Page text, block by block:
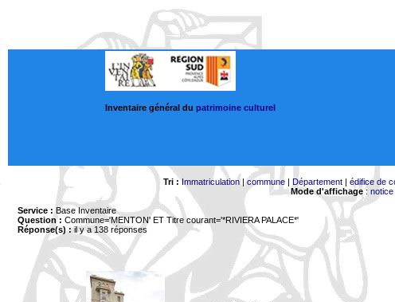
Inventaire général du patrimoine culturel
Tri : Immatriculation|commune| Département| édifice de
Mode d'affichage: notice
Service : Base Inventaire
Question : Commune='MENTON' ET Titre courant='*RIVIERA PALACE*'
Réponse(s) :il y a 138 réponses